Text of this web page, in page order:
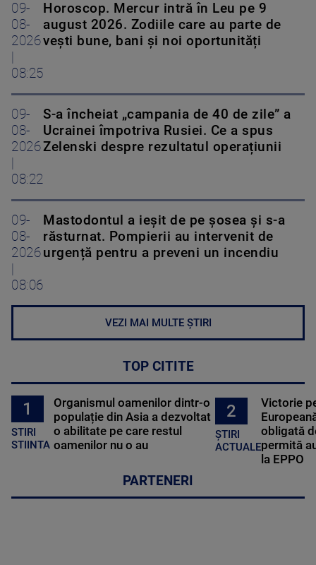
09-
08-
2026
08:25
Horoscop. Mercur intră în Leu pe 9
august 2026. Zodiile care au parte de
vești bune, bani și noi oportunități
09-
08-
2026
08:22
S-a încheiat „campania de 40 de zile” a
Ucrainei împotriva Rusiei. Ce a spus
Zelenski despre rezultatul operațiunii
09-
08-
2026
08:06
Mastodontul a ieșit de pe șosea și s-a
răsturnat. Pompierii au intervenit de
urgență pentru a preveni un incendiu
VEZI MAI MULTE ȘTIRI
TOP CITITE
1
STIRI
STIINTA
Organismul oamenilor dintr-o
populație din Asia a dezvoltat
o abilitate pe care restul
oamenilor nu o au
2
ȘTIRI
ACTUALE
Victorie
obligată
permită
la EPPO
PARTENERI